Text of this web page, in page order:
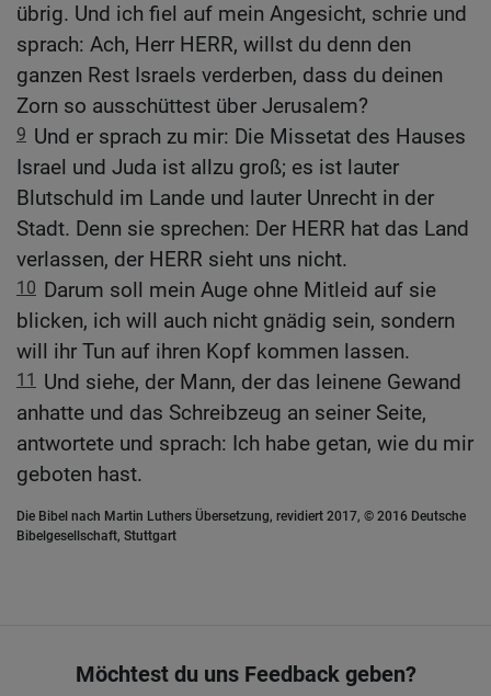
übrig. Und ich fiel auf mein Angesicht, schrie und
sprach: Ach, Herr HERR, willst du denn den
ganzen Rest Israels verderben, dass du deinen
Zorn so ausschüttest über Jerusalem?
9 Und er sprach zu mir: Die Missetat des Hauses
Israel und Juda ist allzu groß; es ist lauter
Blutschuld im Lande und lauter Unrecht in der
Stadt. Denn sie sprechen: Der HERR hat das Land
verlassen, der HERR sieht uns nicht.
10 Darum soll mein Auge ohne Mitleid auf sie
blicken, ich will auch nicht gnädig sein, sondern
will ihr Tun auf ihren Kopf kommen lassen.
11
Und siehe, der Mann, der das leinene Gewand
anhatte und das Schreibzeug an seiner Seite,
antwortete und sprach: Ich habe getan, wie du mir
geboten hast.
Die Bibel nach Martin Luthers Übersetzung, revidiert 2017, © 2016 Deutsche
Bibelgesellschaft, Stuttgart
Möchtest du uns Feedback geben?